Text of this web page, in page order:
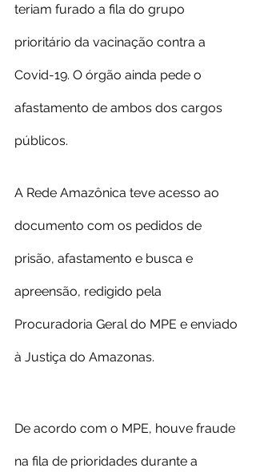
teriam furado a fila do grupo
prioritário da vacinação contra a
Covid-19. O órgão ainda pede o
afastamento de ambos dos cargos
públicos.
A Rede Amazônica teve acesso ao
documento com os pedidos de
prisão, afastamento e busca e
apreensão, redigido pela
Procuradoria Geral do MPE e enviado
à Justiça do Amazonas.
De acordo com o MPE, houve fraude
na fila de prioridades durante a